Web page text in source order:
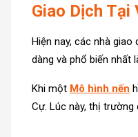
Giao Dịch
Hiện nay, các nhà
dàng và phổ biến nhất
Khi một Mô hình nến
Cự. Lúc này, thị